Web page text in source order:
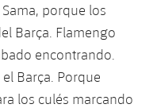
porque los
Barça. Flamengo
encontrando.
Barça. Porque
los culés marcando